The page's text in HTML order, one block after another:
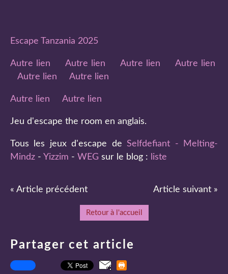
Escape Tanzania 2025
Autre lien Autre lien Autre lien
Autre lien
Autre lien
Autre lien
Autre lien Autre lien
Jeu d'escape the room en anglais.
Tous les jeux d'escape deSelfdefiant - Melting-
Mindz - Yizzim - WEG sur le blog : liste
« Article précédent Article suivant »
Retour à l'accueil
Partager cet article